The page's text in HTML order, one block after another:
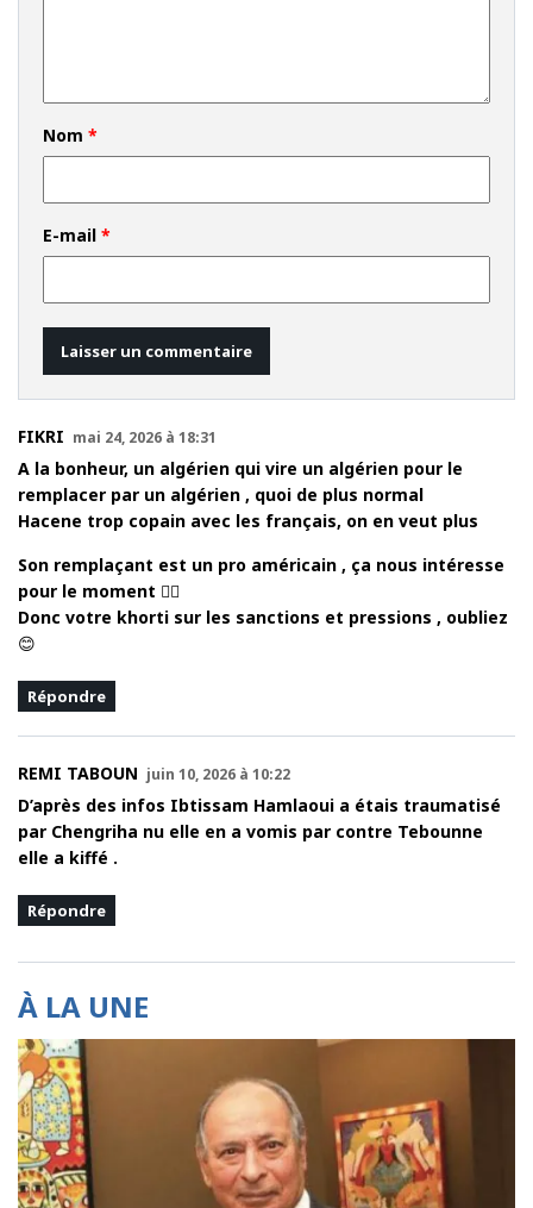
Nom *
E-mail *
FIKRI mai 24, 2026 à 18:31
A la bonheur, un algérien qui vire un algérien pour le
remplacer par un algérien , quoi de plus normal
Hacene trop copain avec les français, on en veut plus
Son remplaçant est un pro américain , ça nous intéresse
pour le moment 👍🏿
Donc votre khorti sur les sanctions et pressions , oubliez
😊
Répondre
REMI TABOUN juin 10, 2026 à 10:22
D’après des infos Ibtissam Hamlaoui a étais traumatisé
par Chengriha nu elle en a vomis par contre Tebounne
elle a kiffé .
Répondre
À LA UNE